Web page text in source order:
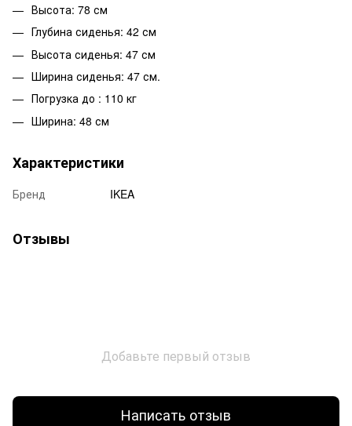
Высота: 78 см
Глубина сиденья: 42 см
Высота сиденья: 47 см
Ширина сиденья: 47 см.
Погрузка до : 110 кг
Ширина: 48 см
Характеристики
Бренд IKEA
Отзывы
Добавьте первый отзыв
Написать отзыв